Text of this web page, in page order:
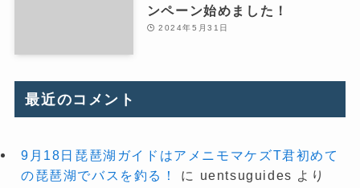
ンペーン始めました！
2024年5月31日
最近のコメント
9月18日琵琶湖ガイドはアメニモマケズT君初めて
の琵琶湖でバスを釣る！
に uentsuguides より